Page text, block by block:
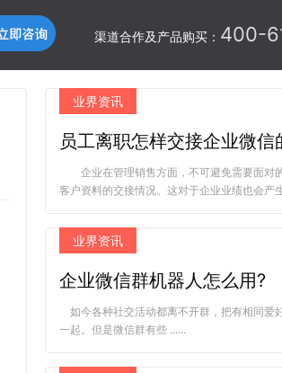
渠道合作及产品购买： 400-
业界资讯
员工离职怎样交接企业微信
企业在管理销售方面，不可避免需要面对
客户资料的交接情况。这对于企业业绩也会产
业界资讯
企业微信群机器人怎么用?
如今各种社交活动都离不开群，把有相同爱
一起。但是微信群有些 ......